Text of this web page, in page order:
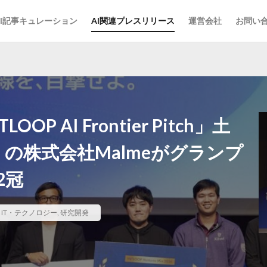
記事キュレーション AI関連プレスリリース 運営会社 お問い
AI Frontier Pitch」土
株式会社Malmeがグランプ
冠
IT・テクノロジー, 研究開発